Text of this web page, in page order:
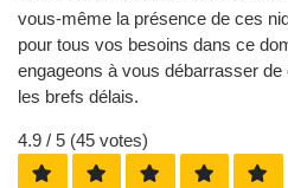
vous-même la présence de ces
pour tous vos besoins dans ce
engageons à vous débarrasser
les brefs délais.
4.9 / 5 (45 votes)